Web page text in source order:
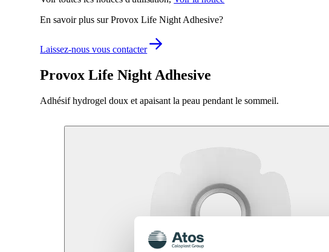
Provox Life Night Adhesive
Adhésif hydrogel doux et apaisant la peau pendant le sommeil.
En savoir plus sur Provox Life Night Adhesive?
Laissez-nous vous contacter